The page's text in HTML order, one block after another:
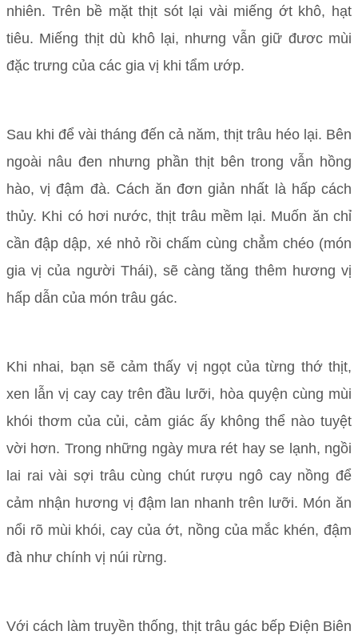
nhiên. Trên bề mặt thịt sót lại vài miếng ớt khô, hạt
tiêu. Miếng thịt dù khô lại, nhưng vẫn giữ đươc mùi
đặc trưng của các gia vị khi tẩm ướp.
Sau khi để vài tháng đến cả năm, thịt trâu héo lại. Bên
ngoài nâu đen nhưng phần thịt bên trong vẫn hồng
hào, vị đậm đà. Cách ăn đơn giản nhất là hấp cách
thủy. Khi có hơi nước, thịt trâu mềm lại. Muốn ăn chỉ
cần đập dập, xé nhỏ rồi chấm cùng chẳm chéo (món
gia vị của người Thái), sẽ càng tăng thêm hương vị
hấp dẫn của món trâu gác.
Khi nhai, bạn sẽ cảm thấy vị ngọt của từng thớ thịt,
xen lẫn vị cay cay trên đầu lưỡi, hòa quyện cùng mùi
khói thơm của củi, cảm giác ấy không thể nào tuyệt
vời hơn. Trong những ngày mưa rét hay se lạnh, ngồi
lai rai vài sợi trâu cùng chút rượu ngô cay nồng để
cảm nhận hương vị đậm lan nhanh trên lưỡi. Món ăn
nổi rõ mùi khói, cay của ớt, nồng của mắc khén, đậm
đà như chính vị núi rừng.
Với cách làm truyền thống, thịt trâu gác bếp Điện Biên